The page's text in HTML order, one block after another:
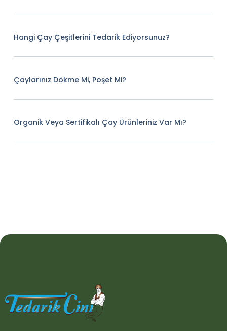
Hangi Çay Çeşitlerini Tedarik Ediyorsunuz?
Çaylarınız Dökme Mi, Poşet Mi?
Organik Veya Sertifikalı Çay Ürünleriniz Var Mı?